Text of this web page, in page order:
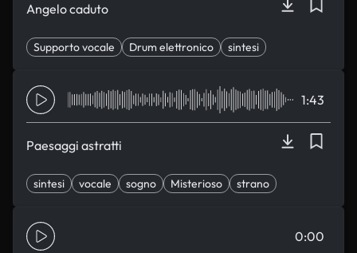
Angelo caduto
Supporto vocale Drum elettronico
sintesi
Paesaggi astratti
1:43
sintesi vocale sogno Misterioso strano
0:00